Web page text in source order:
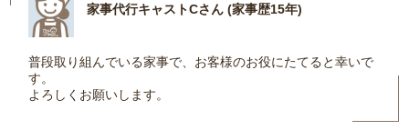
家事代行キャストCさん (家事歴15年)
普段取り組んでいる家事で、お客様のお役にたてると幸いで
す。
よろしくお願いします。